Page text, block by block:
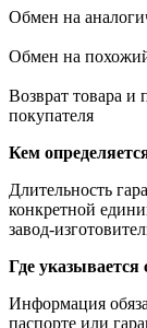
Обмен на
Обмен на
Возврат товара и
покупателя
Кем
Длительность
конкретной
завод-
Где указывается
Информация
паспорте или